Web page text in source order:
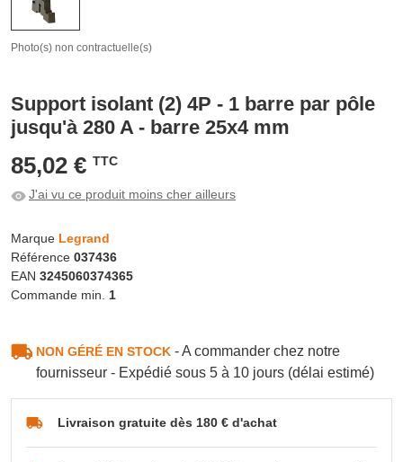
Photo(s) non contractuelle(s)
Support isolant (2) 4P - 1 barre par pôle
jusqu'à 280 A - barre 25x4 mm
85,02 € TTC
J'ai vu ce produit moins cher ailleurs
Marque Legrand
Référence 037436
EAN 3245060374365
Commande min. 1
NON GÉRÉ EN STOCK- A commander chez notre
fournisseur - Expédié sous 5 à 10 jours (délai estimé)
Livraison gratuite dès 180 € d'achat